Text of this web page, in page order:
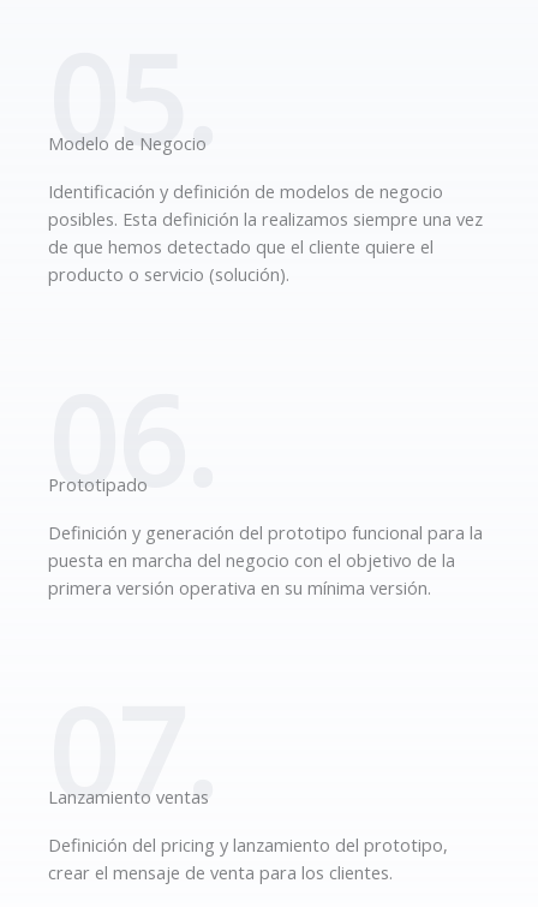
05.
Modelo de Negocio
Identificación y definición de modelos de negocio
posibles. Esta definición la realizamos siempre una vez
de que hemos detectado que el cliente quiere el
producto o servicio (solución).
06.
Prototipado
Definición y generación del prototipo funcional para la
puesta en marcha del negocio con el objetivo de la
primera versión operativa en su mínima versión.
07.
Lanzamiento ventas
Definición del pricing y lanzamiento del prototipo,
crear el mensaje de venta para los clientes.